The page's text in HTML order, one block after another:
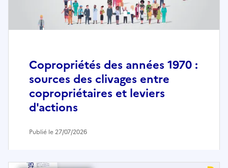
Copropriétés des années 1970 :
sources des clivages entre
copropriétaires et leviers
d'actions
Publié le 27/07/2026